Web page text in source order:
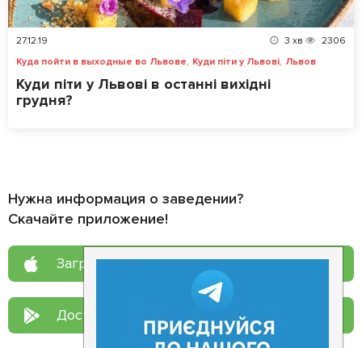
27.12.19 3 хв
2306
Куда пойти в выходные во Львове, Куди піти у Львові, Львов
Куди піти у Львові в останні вихідні
грудня?
Нужна информация о заведении?
Скачайте приложение!
Загрузите в App Store
Доступно в Google Play